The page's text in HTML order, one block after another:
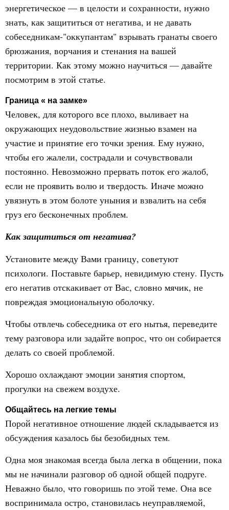
энергетическое — в целости и сохранности, нужно
знать, как защититься от негатива, и не давать
собеседникам-"оккупантам" взрывать гранаты своего
брюзжания, ворчания и стенания на вашей
территории. Как этому можно научиться — давайте
посмотрим в этой статье.
Граница « на замке»
Человек, для которого все плохо, выливает на
окружающих неудовольствие жизнью взамен на
участие и принятие его точки зрения. Ему нужно,
чтобы его жалели, сострадали и сочувствовали
постоянно. Невозможно прервать поток его жалоб,
если не проявить волю и твердость. Иначе можно
увязнуть в этом болоте уныния и взвалить на себя
груз его бесконечных проблем.
Как защититься от негатива?
Установите между Вами границу, советуют
психологи. Поставьте барьер, невидимую стену. Пусть
его негатив отскакивает от Вас, словно мячик, не
повреждая эмоциональную оболочку.
Чтобы отвлечь собеседника от его нытья, переведите
тему разговора или задайте вопрос, что он собирается
делать со своей проблемой.
Хорошо охлаждают эмоции занятия спортом,
прогулки на свежем воздухе.
Общайтесь на легкие темы
Порой негативное отношение людей складывается из
обсуждения казалось бы безобидных тем.
Одна моя знакомая всегда была легка в общении, пока
мы не начинали разговор об одной общей подруге.
Неважно было, что говоришь по этой теме. Она все
воспринимала остро, становилась неуправляемой,